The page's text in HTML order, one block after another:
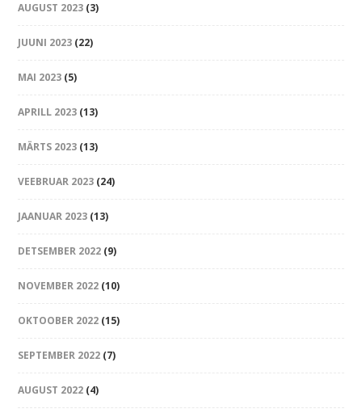
AUGUST 2023 (3)
JUUNI 2023 (22)
MAI 2023 (5)
APRILL 2023 (13)
MÄRTS 2023 (13)
VEEBRUAR 2023 (24)
JAANUAR 2023 (13)
DETSEMBER 2022 (9)
NOVEMBER 2022 (10)
OKTOOBER 2022 (15)
SEPTEMBER 2022 (7)
AUGUST 2022 (4)